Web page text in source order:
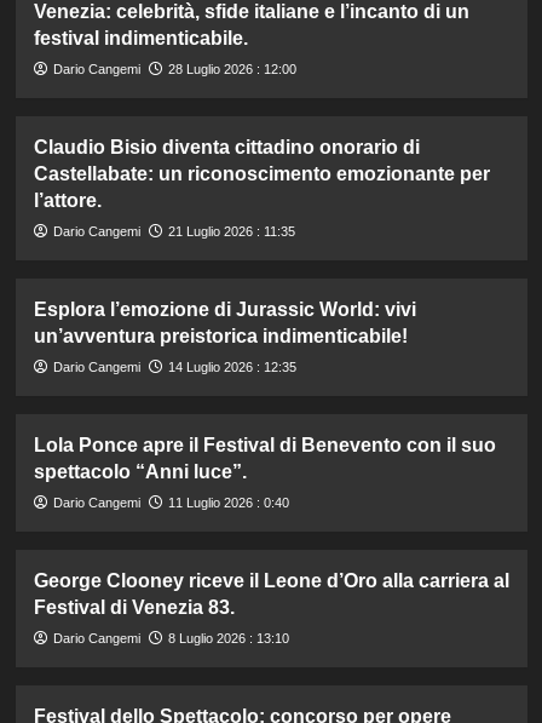
Venezia: celebrità, sfide italiane e l’incanto di un
festival indimenticabile.
Dario Cangemi 28 Luglio 2026 : 12:00
Claudio Bisio diventa cittadino onorario di
Castellabate: un riconoscimento emozionante per
l’attore.
Dario Cangemi 21 Luglio 2026 : 11:35
Esplora l’emozione di Jurassic World: vivi
un’avventura preistorica indimenticabile!
Dario Cangemi 14 Luglio 2026 : 12:35
Lola Ponce apre il Festival di Benevento con il suo
spettacolo “Anni luce”.
Dario Cangemi 11 Luglio 2026 : 0:40
George Clooney riceve il Leone d’Oro alla carriera al
Festival di Venezia 83.
Dario Cangemi 8 Luglio 2026 : 13:10
Festival dello Spettacolo: concorso per opere